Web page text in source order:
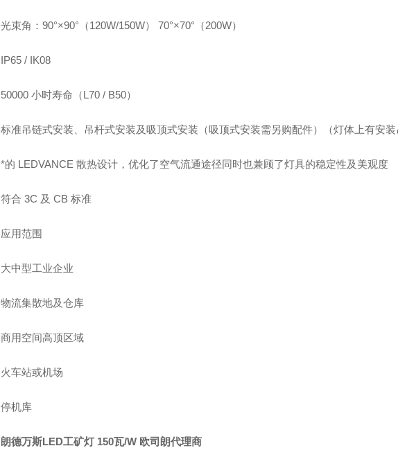
光束角：90°×90°（120W/150W） 70°×70°（200W）
IP65 / IK08
50000 小时寿命（L70 / B50）
标准吊链式安装、吊杆式安装及吸顶式安装（吸顶式安装需另购配件）（灯体上有安装
*的 LEDVANCE 散热设计，优化了空气流通途径同时也兼顾了灯具的稳定性及美观度
符合 3C 及 CB 标准
应用范围
大中型工业企业
物流集散地及仓库
商用空间高顶区域
火车站或机场
停机库
朗德万斯LED工矿灯 150瓦/W 欧司朗代理商